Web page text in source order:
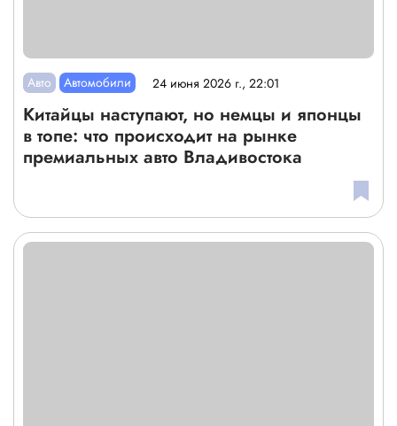
Авто Автомобили 24 июня 2026 г., 22:01
Китайцы наступают, но немцы и японцы
в топе: что происходит на рынке
премиальных авто Владивостока